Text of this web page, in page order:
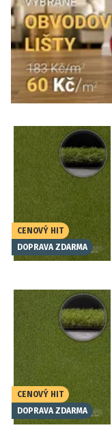
CENOVÝ HIT
DOPRAVA ZDARMA
CENOVÝ HIT
DOPRAVA ZDARMA